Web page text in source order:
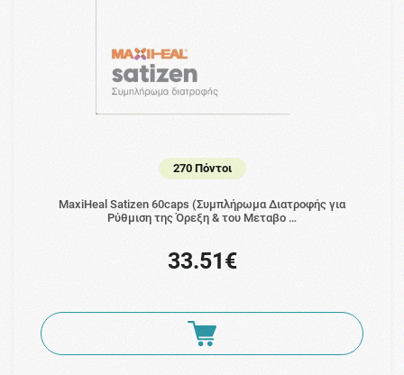
270 Πόντοι
MaxiHeal Satizen 60caps (Συμπλήρωμα Διατροφής για
Ρύθμιση της Όρεξη & του Μεταβο …
33.51€